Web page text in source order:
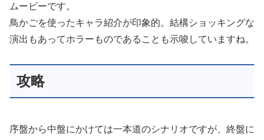
ムービーです。
鳥かごを使ったキャラ紹介が印象的。結構ショッキングな
演出もあってホラーものであることも示唆していますね。
攻略
序盤から中盤にかけては一本道のシナリオですが、終盤に